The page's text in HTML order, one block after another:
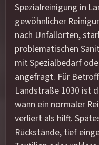
Spezialreinigung in
gewöhnlicher
nach Unfallorten,
problematischen
mit Spezialbedarf
angefragt. Für
Landstraße 1030 ist
wann ein normaler
verliert als hilft.
Rückstände, tief